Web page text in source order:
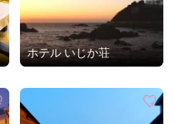
ホテル いじか荘